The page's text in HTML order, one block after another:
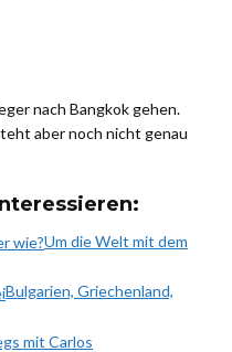
nach Bangkok gehen.
aber noch nicht genau
Um die Welt mit dem
Bulgarien, Griechenland,
mit Carlos